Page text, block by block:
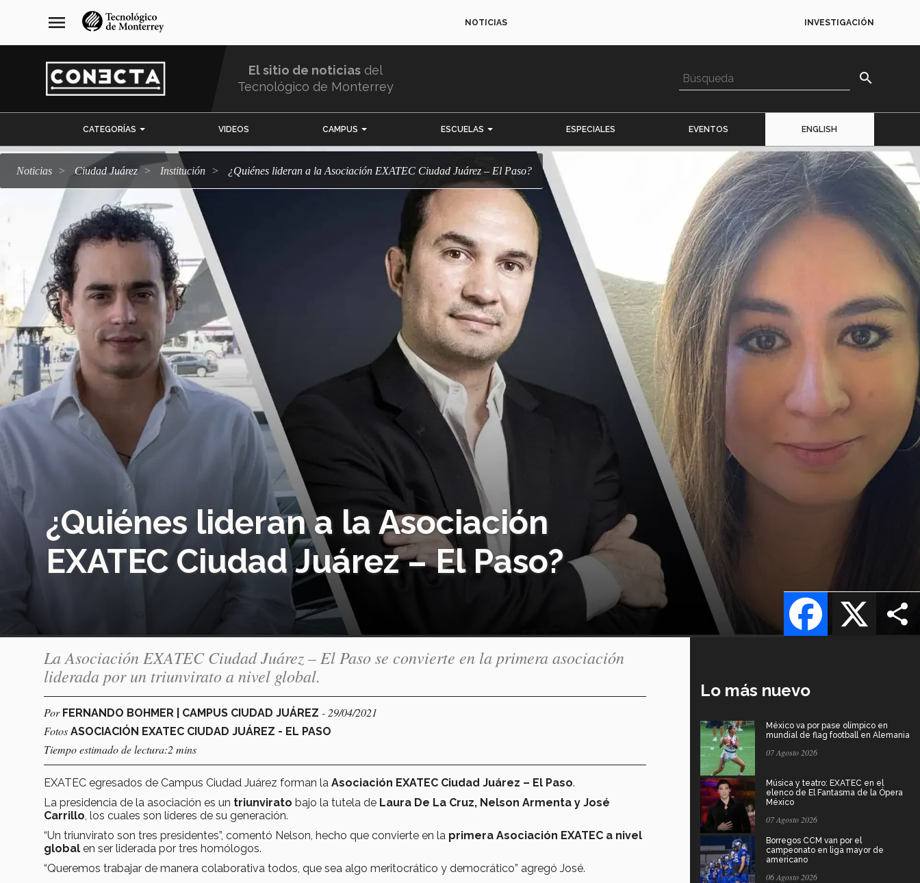
navegación
principal
menu NOTICIAS INVESTIGACIÓN
El sitio de noticias del
Tecnológico de Monterrey
search
CATEGORÍAS VIDEOS CAMPUS ESCUELAS ESPECIALES EVENTOS ENGLISH
Noticias Ciudad Juárez Institución ¿Quiénes lideran a la Asociación EXATEC Ciudad Juárez – El Paso?
¿Quiénes lideran a la Asociación
EXATEC Ciudad Juárez – El Paso?
X
Facebook
La Asociación EXATEC Ciudad Juárez – El Paso se convierte en la primera asociación
liderada por un triunvirato a nivel global.
Por FERNANDO BOHMER | CAMPUS CIUDAD JUÁREZ - 29/04/2021
Fotos ASOCIACIÓN EXATEC CIUDAD JUÁREZ - EL PASO
Tiempo estimado de lectura:2 mins
EXATEC egresados de Campus Ciudad Juárez forman la Asociación EXATEC Ciudad Juárez – El Paso.
La presidencia de la asociación es un triunvirato bajo la tutela de Laura De La Cruz, Nelson Armenta y José
Carrillo , los cuales son líderes de su generación.
“Un triunvirato son tres presidentes”, comentó Nelson, hecho que convierte en la primera Asociación EXATEC a nivel
global en ser liderada por tres homólogos.
“Queremos trabajar de manera colaborativa todos, que sea algo meritocrático y democrático” agregó José.
Lo más nuevo
México va por pase olímpico en
mundial de flag football en Alemania
07 Agosto 2026
Música y teatro: EXATEC en el
elenco de El Fantasma de la Ópera
México
07 Agosto 2026
Borregos CCM van por el
campeonato en liga mayor de
americano
06 Agosto 2026